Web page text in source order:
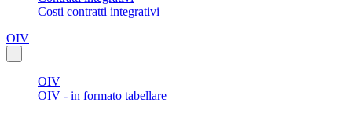
Costi contratti integrativi
OIV
OIV
OIV - in formato tabellare